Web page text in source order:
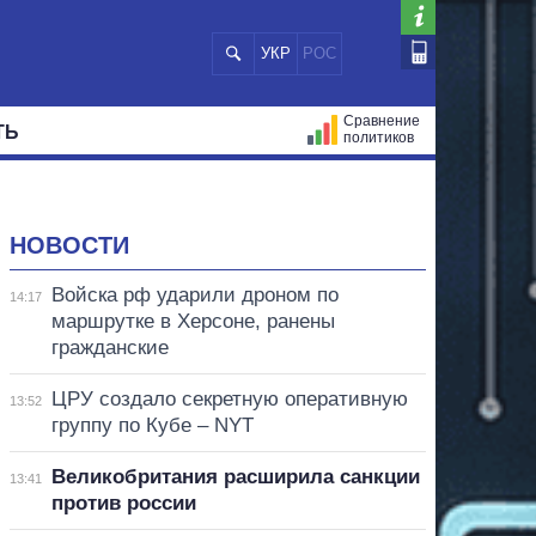
УКР РОС
Сравнение
политиков
НОВОСТИ
14:17
Войска рф ударили дроном по
маршрутке в Херсоне, ранены
гражданские
13:52
ЦРУ создало секретную оперативную
группу по Кубе – NYT
13:41
Великобритания расширила санкции
против россии